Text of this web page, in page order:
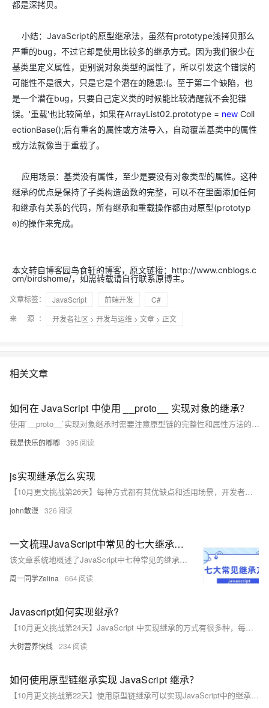
都是深拷贝。
小结：JavaScript的原型继承法，虽然有prototype浅拷贝那么
严重的bug，不过它却是使用比较多的继承方式。因为我们很少在
基类里定义属性，更别说对象类型的属性了，所以引发这个错误的
可能性不是很大，只是它是个潜在的隐患:(。至于第二个缺陷，也
是一个潜在bug，只要自己定义类的时候能比较清醒就不会犯错
误。'重载'也比较简单，如果在ArrayList02.prototype = new Coll
ectionBase();后有重名的属性或方法导入，自动覆盖基类中的属性
或方法就像当于重载了。
应用场景：基类没有属性，至少是要没有对象类型的属性。这种
继承的优点是保持了子类构造函数的完整，可以不在里面添加任何
和继承有关系的代码，所有继承和重载操作都由对原型(prototyp
e)的操作来完成。
本文转自博客园鸟食轩的博客，原文链接：http://www.cnblogs.c
om/birdshome/，如需转载请自行联系原博主。
文章标签：
JavaScript 前端开发
C#
来 源：
开发者社区 > 开发与运维 > 文章 > 正文
相关文章
如何在 JavaScript 中使用 __proto__ 实现对象的继承？
使用`__proto__`实现对象继承时需要注意原型链的完整性和属性方法的正确继承，避免出现意外的行为和错误。同时，在现代JavaScript中，也可以使用`class`和`extends`关键字来实现更简洁和直观的继承语法，但理解基于`__proto__`的继承方式对于深入理解JavaScript的面向对象编程和原型链机制仍然具有重要意义。
我是快乐的嘟嘟 395
js实现继承怎么实现
【10月更文挑战第26天】每种方式都有其优缺点和适用场景，开发者可以根据具体的需求和项目情况选择合适的继承方式来实现代码的复用和扩展。
john散漫 326
一文梳理JavaScript中常见的七大继承方案
该文章系统地概述了JavaScript中七种常见的继承模式，包括原型链继承、构造函数继承、组合继承、原型式继承、寄生式继承、寄生组合继承等，并探讨了每种模式的实现方式及其优缺点。
周一同学Zelina 664
Javascript如何实现继承?
【10月更文挑战第24天】JavaScript 中实现继承的方式有很多种，每种方式都有其优缺点和适用场景。在实际开发中，我们需要根据具体的需求和情况选择合适的继承方式，以实现代码的复用和扩展。
大树营养快线 234
如何使用原型链继承实现 JavaScript 继承？
【10月更文挑战第22天】使用原型链继承可以实现JavaScript中的继承关系，但需要注意其共享性、查找效率以及参数传递等问题，根据具体的应用场景合理地选择和使用继承方式，以满足代码的复用性和可维护性要求。